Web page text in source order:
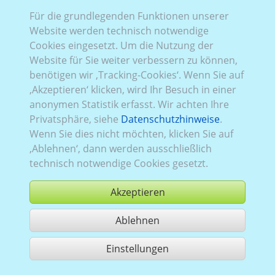
Rena_624:Baureihe 3, Facelift,RWD (Heckantrieb)
2014–2019,2,Heckflügeltüren, Verglasung Links
verblecht, Rechtsverblecht, Heckverblecht
kaufen
1 Treffer teilen
Für die grundlegenden Funktionen unserer
Website werden technisch notwendige
Cookies eingesetzt. Um die Nutzung der
Website für Sie weiter verbessern zu können,
benötigen wir ‚Tracking-Cookies‘. Wenn Sie auf
‚Akzeptieren‘ klicken, wird Ihr Besuch in einer
anonymen Statistik erfasst. Wir achten Ihre
Privatsphäre, siehe Datenschutzhinweise.
Wenn Sie dies nicht möchten, klicken Sie auf
‚Ablehnen‘, dann werden ausschließlich
technisch notwendige Cookies gesetzt.
Akzeptieren
Ablehnen
Einstellungen